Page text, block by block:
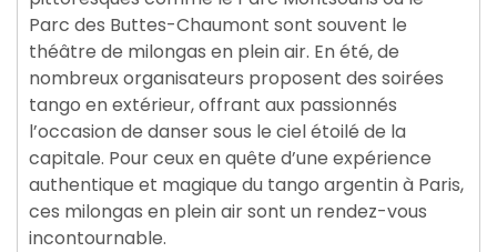
Parc des Buttes-Chaumont sont souvent le
théâtre de milongas en plein air. En été, de
nombreux organisateurs proposent des soirées
tango en extérieur, offrant aux passionnés
l’occasion de danser sous le ciel étoilé de la
capitale. Pour ceux en quête d’une expérience
authentique et magique du tango argentin à Paris,
ces milongas en plein air sont un rendez-vous
incontournable.